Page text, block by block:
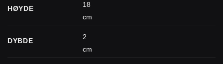
HØYDE
18
cm
DYBDE
2
cm